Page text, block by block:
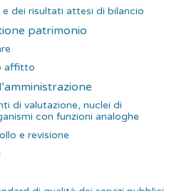
dei risultati attesi di bilancio
patrimonio
affitto
di valutazione, nuclei di
con funzioni analoghe
e revisione